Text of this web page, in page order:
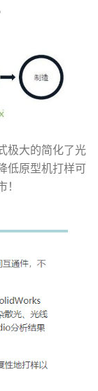
极大的简化了光
低原型机打样可
！